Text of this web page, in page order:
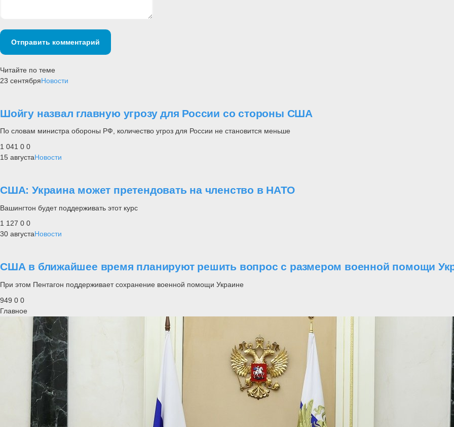
Отправить комментарий
Читайте по теме
23 сентябряНовости
Шойгу назвал главную угрозу для России со стороны США
По словам министра обороны РФ, количество угроз для России не становится меньше
1 041 0 0
15 августаНовости
США: Украина может претендовать на членство в НАТО
Вашингтон будет поддерживать этот курс
1 127 0 0
30 августаНовости
США в ближайшее время планируют решить вопрос с размером военной помощи
При этом Пентагон поддерживает сохранение военной помощи Украине
949 0 0
Главное